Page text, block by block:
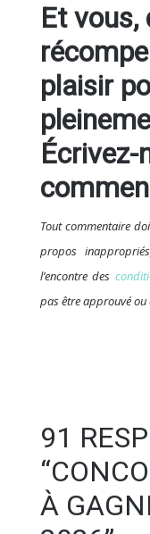
Et vous,
plaisir
Écrivez-
Tout commentaire
propos
l’encontre des
pas être approuvé ou
91
À